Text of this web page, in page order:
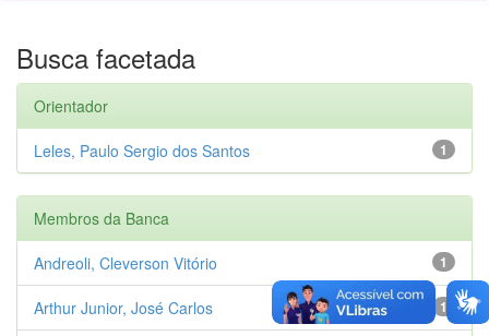
Busca facetada
Orientador
1
Leles, Paulo Sergio dos Santos
Membros da Banca
1
Andreoli, Cleverson Vitório
1
Arthur Junior, José Carlos